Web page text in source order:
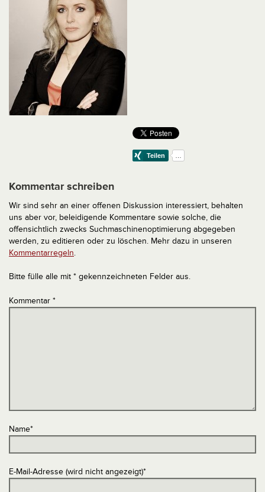
Kommentar schreiben
Wir sind sehr an einer offenen Diskussion interessiert, behalten
uns aber vor, beleidigende Kommentare sowie solche, die
offensichtlich zwecks Suchmaschinenoptimierung abgegeben
werden, zu editieren oder zu löschen. Mehr dazu in unseren
Kommentarregeln.
Bitte fülle alle mit * gekennzeichneten Felder aus.
Kommentar *
Name*
E-Mail-Adresse (wird nicht angezeigt)*